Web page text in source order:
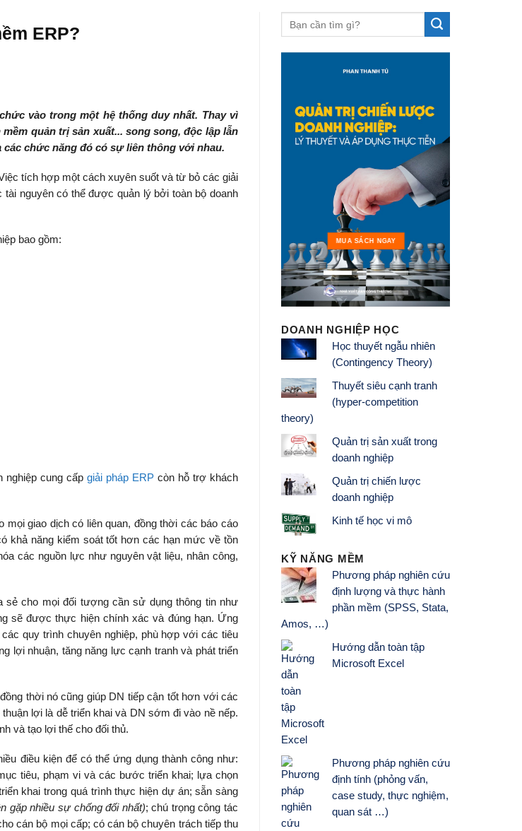
ERP?
vào trong một hệ thống duy nhất. Thay vì
mềm quản trị sản xuất... song song, độc lập lẫn
các chức năng đó có sự liên thông với nhau.
tích hợp một cách xuyên suốt và từ bỏ các giải
nguyên có thể được quản lý bởi toàn bộ doanh
bao gồm:
nghiệp cung cấpgiải pháp ERP còn hỗ trợ khách
mọi giao dịch có liên quan, đồng thời các báo cáo
khả năng kiểm soát tốt hơn các hạn mức về tồn
các nguồn lực như nguyên vật liệu, nhân công,
cho mọi đối tượng cần sử dụng thông tin như
sẽ được thực hiện chính xác và đúng hạn. Ứng
quy trình chuyên nghiệp, phù hợp với các tiêu
lợi nhuận, tăng năng lực cạnh tranh và phát triển
thời nó cũng giúp DN tiếp cận tốt hơn với các
lợi là dễ triển khai và DN sớm đi vào nề nếp.
và tạo lợi thế cho đối thủ.
điều kiện để có thể ứng dụng thành công như:
tiêu, phạm vi và các bước triển khai; lựa chọn
khai trong quá trình thực hiện dự án; sẵn sàng
gặp nhiều sự chống đối nhất); chú trọng công tác
cán bộ mọi cấp; có cán bộ chuyên trách tiếp thu
MUA SÁCH NGAY
DOANH NGHIỆP HỌC
Học thuyết ngẫu nhiên
(Contingency Theory)
Thuyết siêu cạnh tranh
(hyper-competition
theory)
Quản trị sản xuất trong
doanh nghiệp
Quản trị chiến lược
doanh nghiệp
Kinh tế học vi mô
KỸ NĂNG MỀM
Phương pháp nghiên cứu
định lượng và thực hành
phần mềm (SPSS, Stata,
Amos, …)
Hướng dẫn toàn tập
Microsoft Excel
Phương pháp nghiên cứu
định tính (phỏng vấn,
case study, thực nghiệm,
quan sát …)